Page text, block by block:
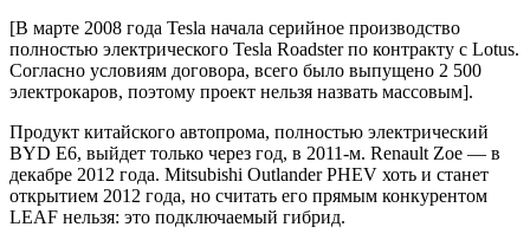
[В марте 2008 года Tesla начала серийное производство
полностью электрического Tesla Roadster по контракту с Lotus.
Согласно условиям договора, всего было выпущено 2 500
электрокаров, поэтому проект нельзя назвать массовым].
Продукт китайского автопрома, полностью электрический
BYD E6, выйдет только через год, в 2011-м. Renault Zoe — в
декабре 2012 года. Mitsubishi Outlander PHEV хоть и станет
открытием 2012 года, но считать его прямым конкурентом
LEAF нельзя: это подключаемый гибрид.